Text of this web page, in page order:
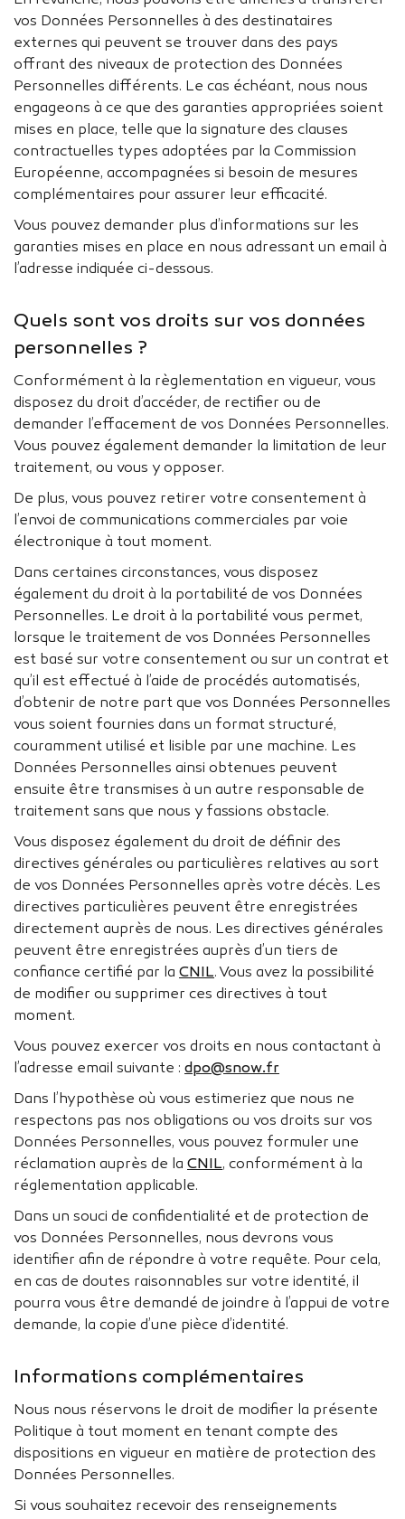
vos Données Personnelles à des destinataires
externes qui peuvent se trouver dans des pays
offrant des niveaux de protection des Données
Personnelles différents. Le cas échéant, nous nous
engageons à ce que des garanties appropriées soient
mises en place, telle que la signature des clauses
contractuelles types adoptées par la Commission
Européenne, accompagnées si besoin de mesures
complémentaires pour assurer leur efficacité.
Vous pouvez demander plus d’informations sur les
garanties mises en place en nous adressant un email à
l’adresse indiquée ci-dessous.
Quels sont vos droits sur vos données
personnelles ?
Conformément à la règlementation en vigueur, vous
disposez du droit d’accéder, de rectifier ou de
demander l’effacement de vos Données Personnelles.
Vous pouvez également demander la limitation de leur
traitement, ou vous y opposer.
De plus, vous pouvez retirer votre consentement à
l’envoi de communications commerciales par voie
électronique à tout moment.
Dans certaines circonstances, vous disposez
également du droit à la portabilité de vos Données
Personnelles. Le droit à la portabilité vous permet,
lorsque le traitement de vos Données Personnelles
est basé sur votre consentement ou sur un contrat et
qu’il est effectué à l’aide de procédés automatisés,
d’obtenir de notre part que vos Données Personnelles
vous soient fournies dans un format structuré,
couramment utilisé et lisible par une machine. Les
Données Personnelles ainsi obtenues peuvent
ensuite être transmises à un autre responsable de
traitement sans que nous y fassions obstacle.
Vous disposez également du droit de définir des
directives générales ou particulières relatives au sort
de vos Données Personnelles après votre décès. Les
directives particulières peuvent être enregistrées
directement auprès de nous. Les directives générales
peuvent être enregistrées auprès d’un tiers de
confiance certifié par la CNIL. Vous avez la possibilité
de modifier ou supprimer ces directives à tout
moment.
Vous pouvez exercer vos droits en nous contactant à
l’adresse email suivante : dpo@snow.fr
Dans l’hypothèse où vous estimeriez que nous ne
respectons pas nos obligations ou vos droits sur vos
Données Personnelles, vous pouvez formuler une
réclamation auprès de la CNIL, conformément à la
réglementation applicable.
Dans un souci de confidentialité et de protection de
vos Données Personnelles, nous devrons vous
identifier afin de répondre à votre requête. Pour cela,
en cas de doutes raisonnables sur votre identité, il
pourra vous être demandé de joindre à l’appui de votre
demande, la copie d’une pièce d’identité.
Informations complémentaires
Nous nous réservons le droit de modifier la présente
Politique à tout moment en tenant compte des
dispositions en vigueur en matière de protection des
Données Personnelles.
Si vous souhaitez recevoir des renseignements